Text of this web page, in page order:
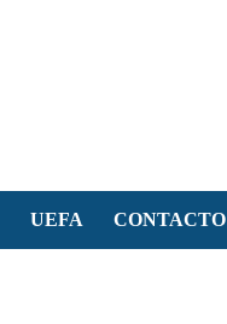
UEFA CONTACTO